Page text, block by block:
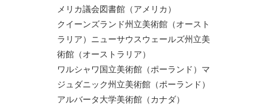
メリカ議会図書館（アメリカ）
クイーンズランド州立美術館（オースト
ラリア）ニューサウスウェールズ州立美
術館（オーストラリア）
ワルシャワ国立美術館（ポーランド）マ
ジュダニック州立美術館（ポーランド）
アルバータ大学美術館（カナダ）